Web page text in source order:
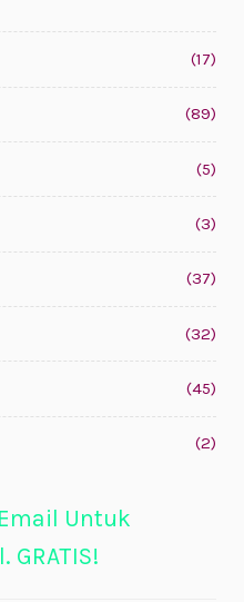
(17)
(89)
(5)
(3)
(37)
(32)
(45)
(2)
Untuk